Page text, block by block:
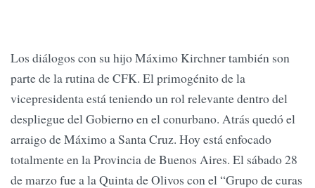
Los diálogos con su hijo Máximo Kirchner también son
parte de la rutina de CFK. El primogénito de la
vicepresidenta está teniendo un rol relevante dentro del
despliegue del Gobierno en el conurbano. Atrás quedó el
arraigo de Máximo a Santa Cruz. Hoy está enfocado
totalmente en la Provincia de Buenos Aires. El sábado 28
de marzo fue a la Quinta de Olivos con el “Grupo de curas